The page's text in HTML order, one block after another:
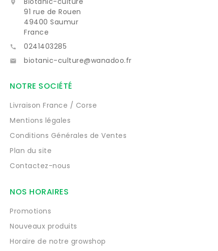

91 rue de Rouen
49400 Saumur
France
 0241403285
 biotanic-culture@wanadoo.fr
NOTRE SOCIÉTÉ
Livraison France / Corse
Mentions légales
Conditions Générales de Ventes
Plan du site
Contactez-nous
NOS HORAIRES
Promotions
Nouveaux produits
Horaire de notre growshop